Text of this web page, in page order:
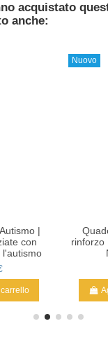
acquistato
anche:
|
con
l'autismo
Nuovo
rinforzo